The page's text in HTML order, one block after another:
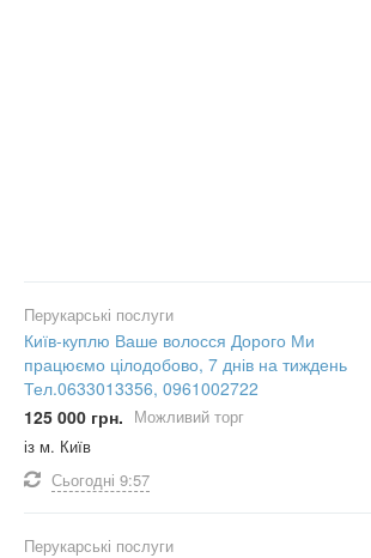
Перукарські послуги
Київ-куплю Ваше волосся Дорого Ми
працюємо цілодобово, 7 днів на тиждень
Тел.0633013356, 0961002722
125 000 грн. Можливий торг
із м. Київ
Сьогодні 9:57
Перукарські послуги